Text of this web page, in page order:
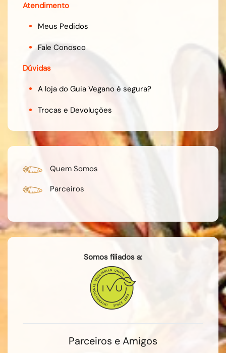
Atendimento
Meus Pedidos
Fale Conosco
Dúvidas
A loja do Guia Vegano é segura?
Trocas e Devoluções
Quem Somos
Parceiros
Somos filiados a:
Parceiros e Amigos